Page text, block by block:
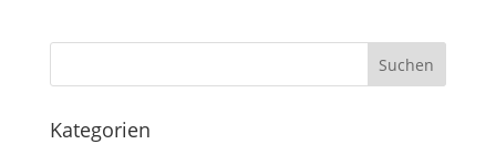
Kategorien